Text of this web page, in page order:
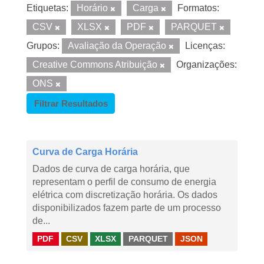
Etiquetas: Horário Carga
Formatos:
CSV
XLSX PDF
PARQUET
Grupos:
Avaliação da Operação
Licenças:
Creative Commons Atribuição
Organizações:
ONS
Filtrar Resultados
Curva de Carga Horária
Dados de curva de carga horária, que
representam o perfil de consumo de energia
elétrica com discretização horária. Os dados
disponibilizados fazem parte de um processo
de...
PDF CSV XLSX PARQUET JSON